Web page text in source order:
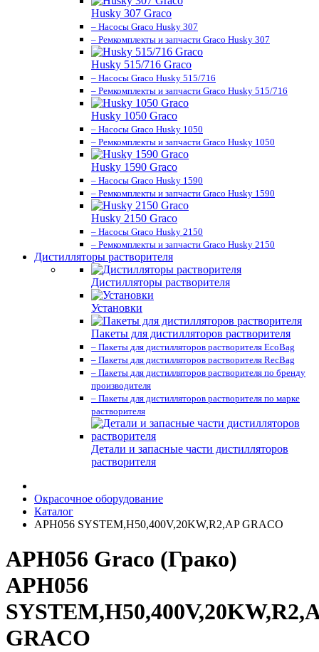
Husky 307 Graco
– Насосы Graco Husky 307
– Ремкомплекты и запчасти Graco Husky 307
Husky 515/716 Graco
– Насосы Graco Husky 515/716
– Ремкомплекты и запчасти Graco Husky 515/716
Husky 1050 Graco
– Насосы Graco Husky 1050
– Ремкомплекты и запчасти Graco Husky 1050
Husky 1590 Graco
– Насосы Graco Husky 1590
– Ремкомплекты и запчасти Graco Husky 1590
Husky 2150 Graco
– Насосы Graco Husky 2150
– Ремкомплекты и запчасти Graco Husky 2150
Дистилляторы растворителя
Дистилляторы растворителя
Установки
Пакеты для дистилляторов растворителя
– Пакеты для дистилляторов растворителя EcoBag
– Пакеты для дистилляторов растворителя RecBag
– Пакеты для дистилляторов растворителя по бренду
производителя
– Пакеты для дистилляторов растворителя по марке
растворителя
Детали и запасные части дистилляторов
растворителя
Окрасочное оборудование
Каталог
APH056 SYSTEM,H50,400V,20KW,R2,AP GRACO
APH056 Graco (Грако)
APH056
GRACO